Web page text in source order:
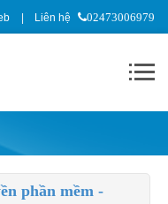
Liên hệ 02473006979
phần mềm -